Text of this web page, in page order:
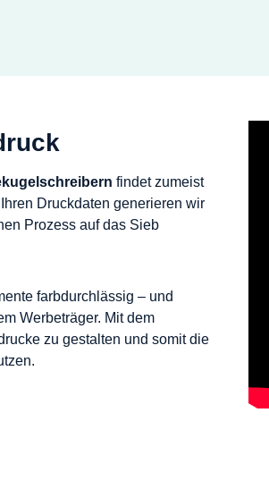
findet zumeist
Druckdaten generieren wir
Prozess auf das Sieb
farbdurchlässig – und
Werbeträger. Mit dem
zu gestalten und somit die